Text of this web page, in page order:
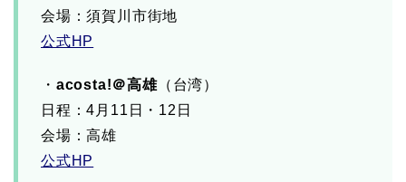
会場：須賀川市街地
公式HP
・ acosta!＠高雄（台湾）
日程：4月11日・12日
会場：高雄
公式HP